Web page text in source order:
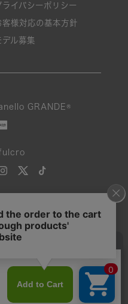
ライバシーポリシー
客様対応の基本方針
デル募集
GRANDE®
、転載、第三者への譲渡などを
or redistribution of any
is strictly prohibited.